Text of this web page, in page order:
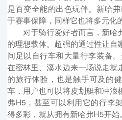
是百变全能的出色玩伴。新哈
于赛事保障，同样它也将多元化
对于骑行爱好者而言，新哈
的理想载体。超强的通过性让自
间足以自行车和大量行李装备
在密林里、溪水边来一场说走就
的旅行体验，也是触手可及的
车，用户也可以将皮划艇和冲浪
弗H5，甚至可以利用它的行李
得多彩，就从拥有新哈弗H5开始。